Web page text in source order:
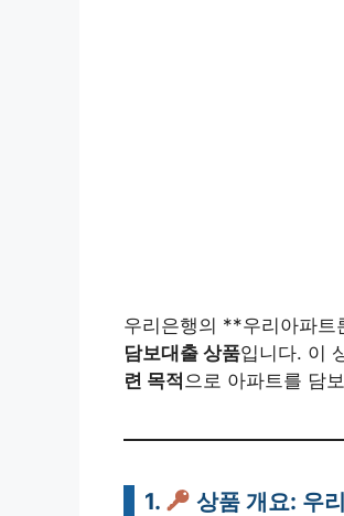
우리은행의 **우리아파트
담보대출 상품입니다. 이
련 목적 으로 아파트를 담
1. 상품 개요: 우